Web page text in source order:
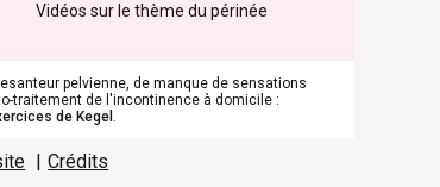
Vidéos sur le thème du périnée
pelvienne, de manque de sensations
traitement de l'incontinence à domicile :
de Kegel .
Crédits
Personnalisez vos préférences pour